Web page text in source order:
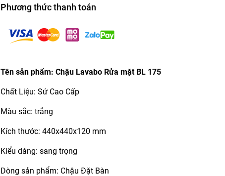
Phương thức thanh toán
Tên sản phẩm: Chậu Lavabo Rửa mặt BL 175
Chất Liệu: Sứ Cao Cấp
Màu sắc: trắng
Kích thước: 440x440x120 mm
Kiểu dáng: sang trọng
Dòng sản phẩm: Chậu Đặt Bàn